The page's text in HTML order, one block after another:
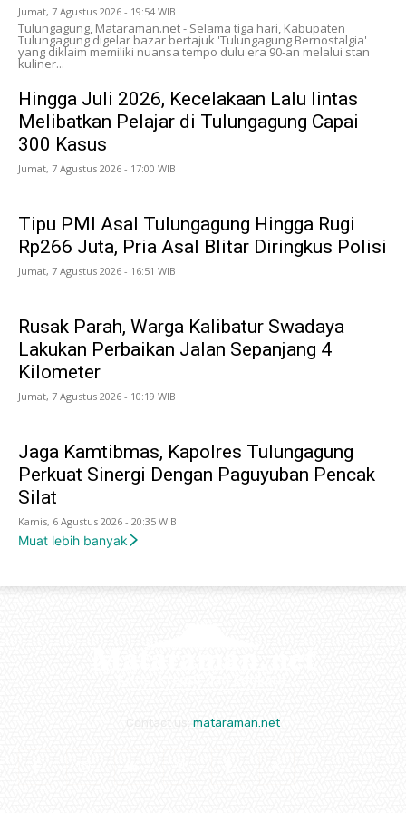
Jumat, 7 Agustus 2026 - 19:54 WIB
Tulungagung, Mataraman.net - Selama tiga hari, Kabupaten
Tulungagung digelar bazar bertajuk 'Tulungagung Bernostalgia'
yang diklaim memiliki nuansa tempo dulu era 90-an melalui stan
kuliner...
Hingga Juli 2026, Kecelakaan Lalu lintas
Melibatkan Pelajar di Tulungagung Capai
300 Kasus
Jumat, 7 Agustus 2026 - 17:00 WIB
Tipu PMI Asal Tulungagung Hingga Rugi
Rp266 Juta, Pria Asal Blitar Diringkus Polisi
Jumat, 7 Agustus 2026 - 16:51 WIB
Rusak Parah, Warga Kalibatur Swadaya
Lakukan Perbaikan Jalan Sepanjang 4
Kilometer
Jumat, 7 Agustus 2026 - 10:19 WIB
Jaga Kamtibmas, Kapolres Tulungagung
Perkuat Sinergi Dengan Paguyuban Pencak
Silat
Kamis, 6 Agustus 2026 - 20:35 WIB
Muat lebih banyak
mataraman.net